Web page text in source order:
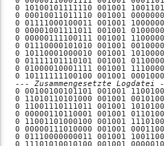
--- Zusammengesetzte